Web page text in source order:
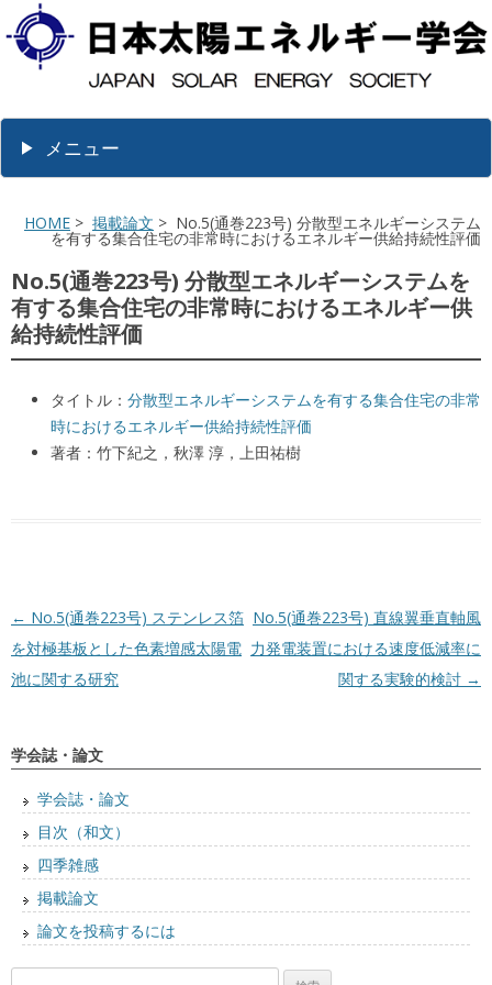
メニュー
HOME > 掲載論文 > No.5(通巻223号) 分散型エネルギーシステム
を有する集合住宅の非常時におけるエネルギー供給持続性評価
No.5(通巻223号) 分散型エネルギーシステムを
有する集合住宅の非常時におけるエネルギー供
給持続性評価
タイトル： 分散型エネルギーシステムを有する集合住宅の非常
時におけるエネルギー供給持続性評価
著者：竹下紀之，秋澤 淳，上田祐樹
投稿ナビゲーション
← No.5(通巻223号) ステンレス箔
を対極基板とした色素増感太陽電
池に関する研究
No.5(通巻223号) 直線翼垂直軸風
力発電装置における速度低減率に
関する実験的検討 →
学会誌・論文
学会誌・論文
目次（和文）
四季雑感
掲載論文
論文を投稿するには